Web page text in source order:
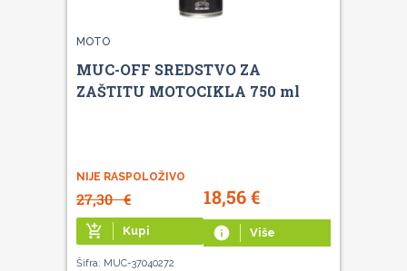
MOTO
MUC-OFF SREDSTVO ZA
ZAŠTITU MOTOCIKLA 750 ml
NIJE RASPOLOŽIVO
27,30€ 18,56€
add_shopping_cart Kupi info Više
Šifra: MUC-37040272